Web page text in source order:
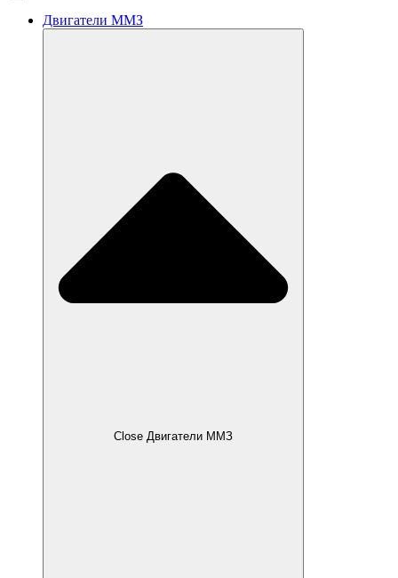
Двигатели ММЗ
Close Двигатели ММЗ